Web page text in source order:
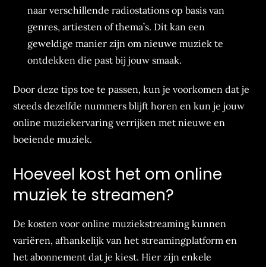
naar verschillende radiostations op basis van
genres, artiesten of thema’s. Dit kan een
geweldige manier zijn om nieuwe muziek te
ontdekken die past bij jouw smaak.
Door deze tips toe te passen, kun je voorkomen dat je
steeds dezelfde nummers blijft horen en kun je jouw
online muziekervaring verrijken met nieuwe en
boeiende muziek.
Hoeveel kost het om online
muziek te streamen?
De kosten voor online muziekstreaming kunnen
variëren, afhankelijk van het streamingplatform en
het abonnement dat je kiest. Hier zijn enkele